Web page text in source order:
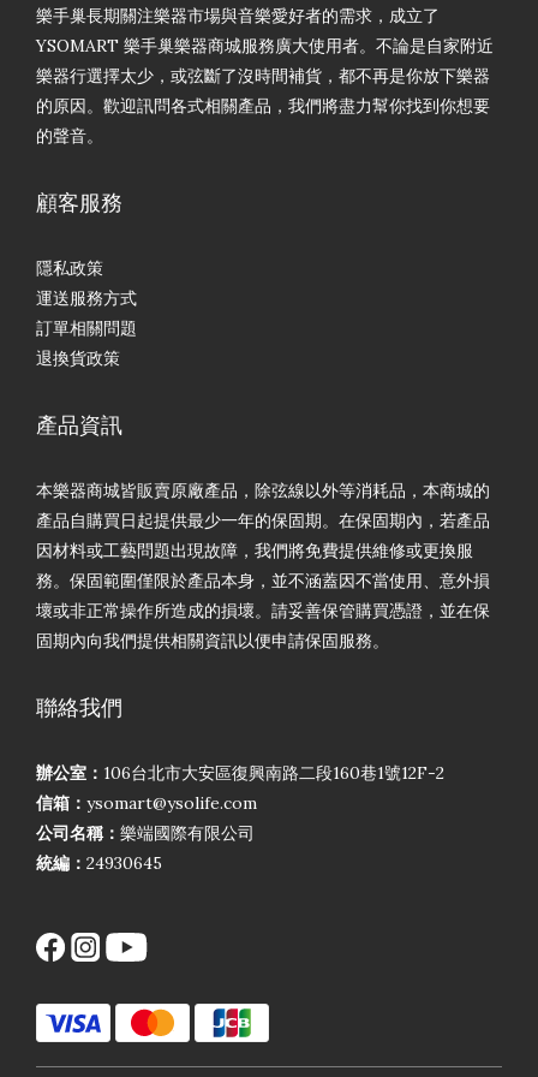
樂手巢長期關注樂器市場與音樂愛好者的需求，成立了
YSOMART 樂手巢樂器商城服務廣大使用者。不論是自家附近
樂器行選擇太少，或弦斷了沒時間補貨，都不再是你放下樂器
的原因。歡迎訊問各式相關產品，我們將盡力幫你找到你想要
的聲音。
顧客服務
隱私政策
運送服務方式
訂單相關問題
退換貨政策
產品資訊
本樂器商城皆販賣原廠產品，除弦線以外等消耗品，本商城的
產品自購買日起提供最少一年的保固期。在保固期內，若產品
因材料或工藝問題出現故障，我們將免費提供維修或更換服
務。保固範圍僅限於產品本身，並不涵蓋因不當使用、意外損
壞或非正常操作所造成的損壞。請妥善保管購買憑證，並在保
固期內向我們提供相關資訊以便申請保固服務。
聯絡我們
辦公室： 106台北市大安區復興南路二段160巷1號12F-2
信箱： ysomart@ysolife.com
公司名稱： 樂端國際有限公司
統編： 24930645